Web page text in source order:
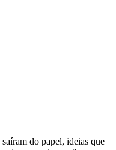
do papel, ideias que